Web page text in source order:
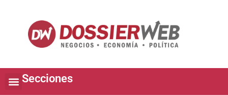
Secciones